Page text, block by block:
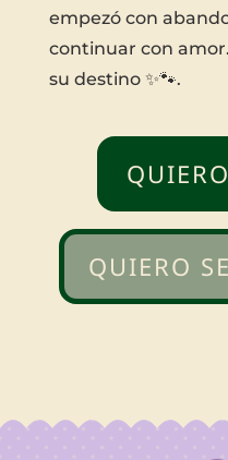
empezó con
continuar con
su destino ✨🐾.
QUIERO